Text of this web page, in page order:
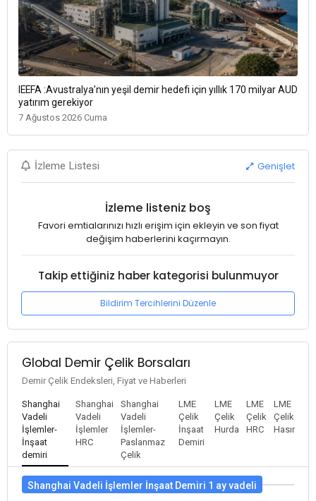
IEEFA :Avustralya’nın yeşil demir hedefi için yıllık 170 milyar AUD
yatırım gerekiyor
7 Ağustos 2026 Cuma
İzleme Listesi Genişlet
İzleme listeniz boş
Favori emtialarınızı hızlı erişim için ekleyin ve son fiyat
değişim haberlerini kaçırmayın.
Takip ettiğiniz haber kategorisi bulunmuyor
Bildirim Tercihlerini Düzenle
Global Demir Çelik Borsaları
Demir Çelik Endeksleri, Fiyat ve Haberleri
Shanghai
Vadeli
İşlemler-
İnşaat
demiri
Shanghai
Vadeli
İşlemler
HRC
Shanghai
Vadeli
İşlemler-
Paslanmaz
Çelik
LME
Çelik
İnşaat
Demiri
LME
Çelik
Hurda
LME
Çelik
HRC
LME
Çelik
Hasır
Shanghai Vadeli İşlemler İnşaat Demiri 1 ay vadeli